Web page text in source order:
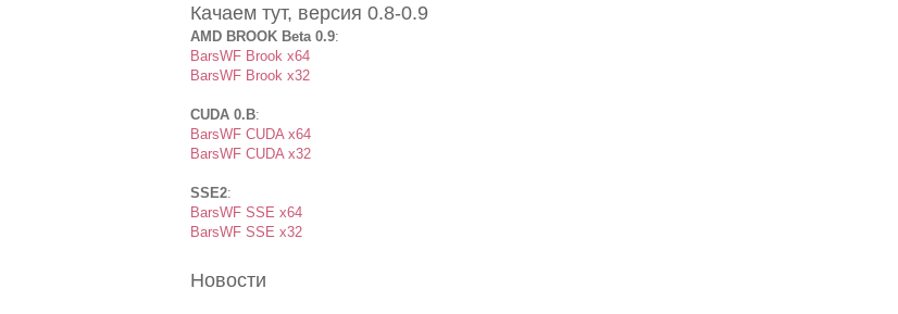
Качаем тут, версия 0.8-0.9
AMD BROOK Beta 0.9:
BarsWF Brook x64
BarsWF Brook x32
CUDA 0.B:
BarsWF CUDA x64
BarsWF CUDA x32
SSE2:
BarsWF SSE x64
BarsWF SSE x32
Новости